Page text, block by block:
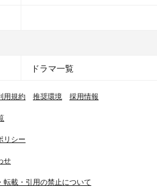
ドラマ一覧
用規約 推奨環境 採用情報
リシー
せ
載・引用の禁止について